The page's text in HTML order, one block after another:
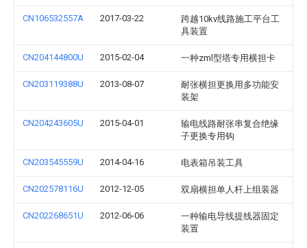
CN106532557A 2017-03-22
跨越10kv线路施工平台工
具装置
CN204144800U 2015-02-04 一种zml型塔专用横担卡
CN203119388U 2013-08-07
耐张横担更换用多功能安
装架
CN204243605U 2015-04-01
输电线路耐张串复合绝缘
子更换专用钩
CN203545559U 2014-04-16 电表箱吊装工具
CN202578116U 2012-12-05 双扇横担单人杆上组装器
CN202268651U 2012-06-06
一种输电导线提线器固定
装置